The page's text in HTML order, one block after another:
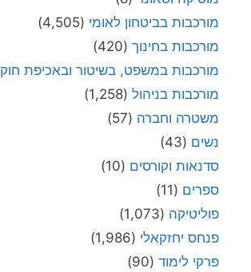
מורכבות בביטחון לאומי (4,505)
מורכבות בחינוך (420)
מורכבות במשפט, בשיטור ובאכיפת חוק
מורכבות בניהול (1,258)
משטרה וחברה (57)
נשים (43)
סדנאות וקורסים (10)
ספרים (11)
פוליטיקה (1,073)
פנחס יחזקאלי (1,986)
פרקי לימוד (90)